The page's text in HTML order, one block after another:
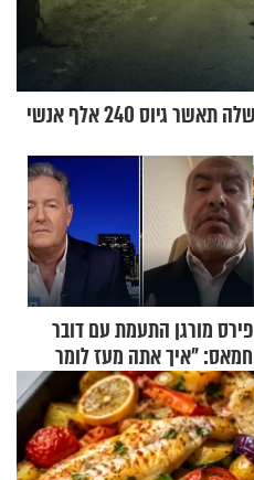
על רקע החשש מהסלמה: הממשלה תאשר גיוס 240 אלף אנשי
פירס מורגן התעמת עם דובר
חמאס: "איך אתה מעז לומר
שלא ביצעתם פשעי מלחמה?!"